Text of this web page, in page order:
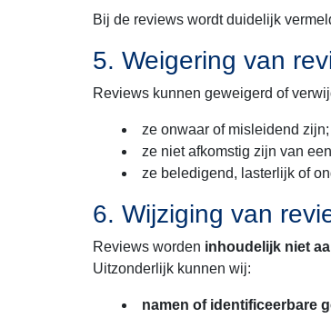
Bij de reviews wordt duidelijk
5. Weigering van
Reviews kunnen geweigerd of
ze onwaar of misleidend zijn;
ze niet afkomstig zijn van
ze beledigend, lasterlijk of
6. Wijziging van
Reviews worden inhoudelijk niet
Uitzonderlijk kunnen wij:
namen of identificeerbare